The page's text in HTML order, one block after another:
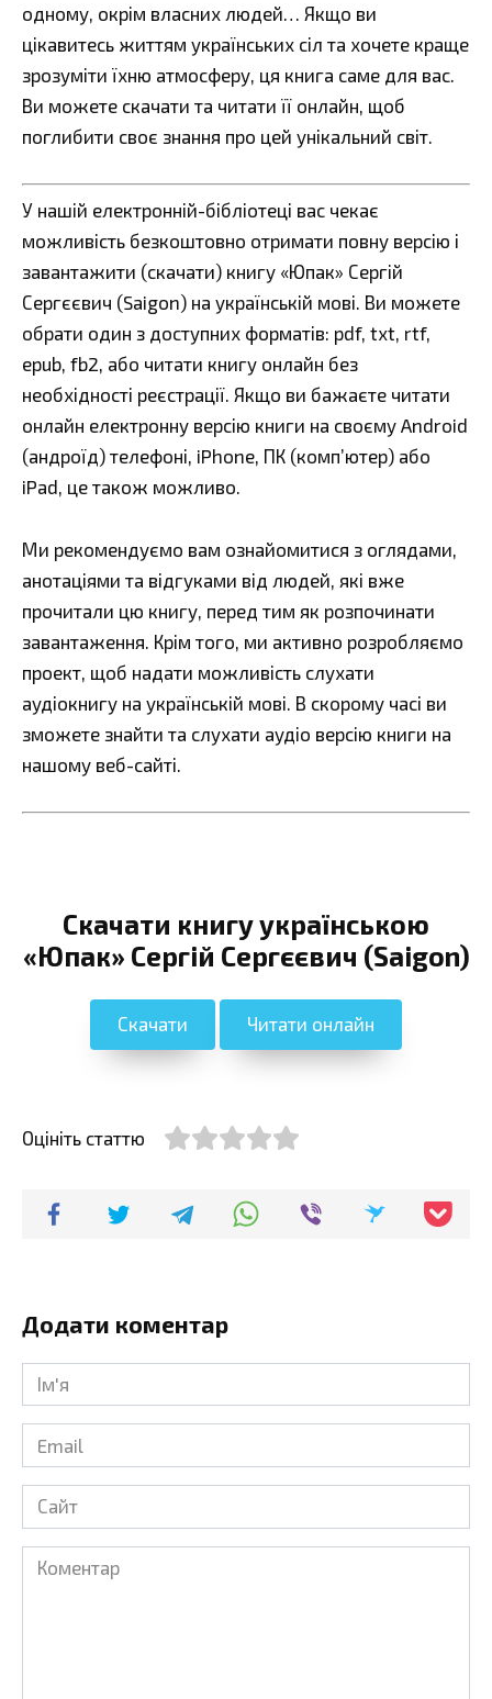
одному, окрім власних людей… Якщо ви
цікавитесь життям українських сіл та хочете краще
зрозуміти їхню атмосферу, ця книга саме для вас.
Ви можете скачати та читати її онлайн, щоб
поглибити своє знання про цей унікальний світ.
У нашій електронній-бібліотеці вас чекає
можливість безкоштовно отримати повну версію і
завантажити (скачати) книгу «Юпак» Сергій
Сергєєвич (Saigon) на українській мові. Ви можете
обрати один з доступних форматів: pdf, txt, rtf,
epub, fb2, або читати книгу онлайн без
необхідності реєстрації. Якщо ви бажаєте читати
онлайн електронну версію книги на своєму Android
(андроїд) телефоні, iPhone, ПК (комп’ютер) або
iPad, це також можливо.
Ми рекомендуємо вам ознайомитися з оглядами,
анотаціями та відгуками від людей, які вже
прочитали цю книгу, перед тим як розпочинати
завантаження. Крім того, ми активно розробляємо
проект, щоб надати можливість слухати
аудіокнигу на українській мові. В скорому часі ви
зможете знайти та слухати аудіо версію книги на
нашому веб-сайті.
Скачати книгу українською
«Юпак» Сергій Сергєєвич (Saigon)
Скачати Читати онлайн
Оцініть статтю
Додати коментар
Ім'я
Email
Сайт
Коментар